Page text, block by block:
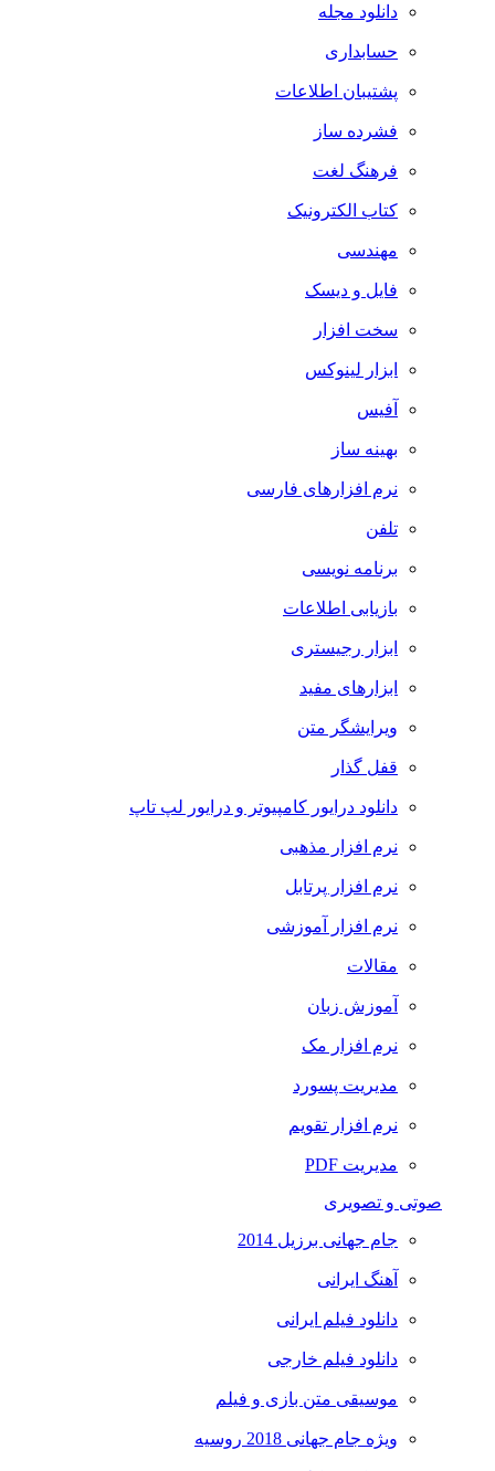
دانلود مجله
حسابداری
پشتیبان اطلاعات
فشرده ساز
فرهنگ لغت
کتاب الکترونیک
مهندسی
فایل و دیسک
سخت افزار
ابزار لینوکس
آفیس
بهینه ساز
نرم افزارهای فارسی
تلفن
برنامه نویسی
بازیابی اطلاعات
ابزار رجیستری
ابزارهای مفید
ویرایشگر متن
قفل گذار
دانلود درایور کامپیوتر و درایور لپ تاپ
نرم افزار مذهبی
نرم افزار پرتابل
نرم افزار آموزشی
مقالات
آموزش زبان
نرم افزار مک
مدیریت پسورد
نرم افزار تقویم
مدیریت PDF
صوتی و تصویری
جام جهانی برزیل 2014
آهنگ ایرانی
دانلود فیلم ایرانی
دانلود فیلم خارجی
موسیقی متن بازی و فیلم
ویژه جام جهانی 2018 روسیه